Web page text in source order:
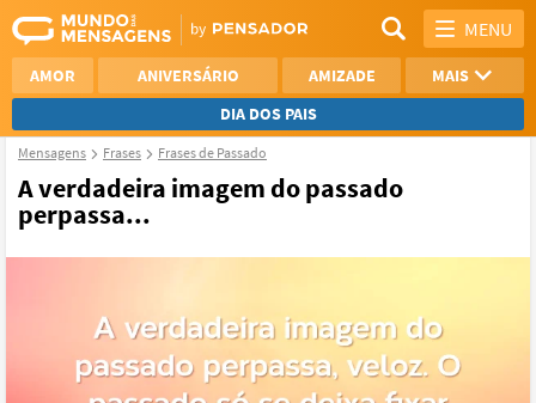
MENU
AMOR ANIVERSÁRIO AMIZADE
MAIS
DIA DOS PAIS
REFLEXÃO
AGRADECIMENTO
SAUDADE
Mensagens Frases Frases de Passado
A verdadeira imagem do passado
perpassa...